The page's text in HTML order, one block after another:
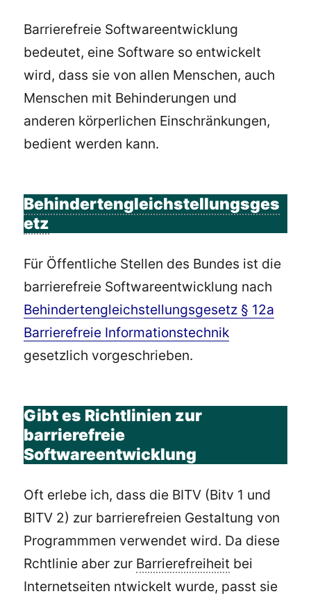
Barrierefreie Softwareentwicklung
bedeutet, eine Software so entwickelt
wird, dass sie von allen Menschen, auch
Menschen mit Behinderungen und
anderen körperlichen Einschränkungen,
bedient werden kann.
Behindertengleichstellungsges
etz
Für Öffentliche Stellen des Bundes ist die
barrierefreie Softwareentwicklung nach
Behindertengleichstellungsgesetz § 12a
Barrierefreie Informationstechnik
gesetzlich vorgeschrieben.
Gibt es Richtlinien zur
barrierefreie
Softwareentwicklung
Oft erlebe ich, dass die BITV (Bitv 1 und
BITV 2) zur barrierefreien Gestaltung von
Programmmen verwendet wird. Da diese
Rchtlinie aber zur Barrierefreiheit bei
Internetseiten ntwickelt wurde, passt sie